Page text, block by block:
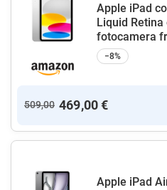
Apple iPad
Liquid Retina
fotocamera
−8%
509,00 469,00 €
Apple iPad